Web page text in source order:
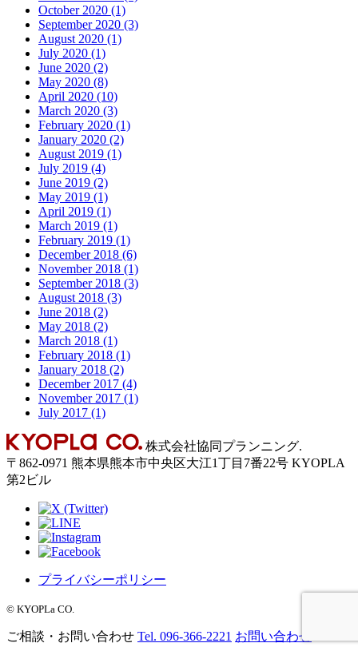
October 2020 (1)
September 2020 (3)
August 2020 (1)
July 2020 (1)
June 2020 (2)
May 2020 (8)
April 2020 (10)
March 2020 (3)
February 2020 (1)
January 2020 (2)
August 2019 (1)
July 2019 (4)
June 2019 (2)
May 2019 (1)
April 2019 (1)
March 2019 (1)
February 2019 (1)
December 2018 (6)
November 2018 (1)
September 2018 (3)
August 2018 (3)
June 2018 (2)
May 2018 (2)
March 2018 (1)
February 2018 (1)
January 2018 (2)
December 2017 (4)
November 2017 (1)
July 2017 (1)
Back
to
Top
株式会社協同プランニング.
〒 862-0971 熊本県熊本市中央区大江1丁目7番22号 KYOPLA
第2ビル
プライバシーポリシー
©︎ KYOPLa CO.
ご相談・お問い合わせ Tel. 096-366-2221 お問い合わせ